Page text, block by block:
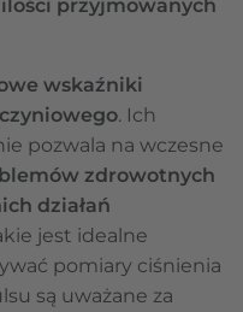
przyjmowanych
wskaźniki
. Ich
pozwala na wczesne
zdrowotnych
działań
jest idealne
pomiary ciśnienia
są uważane za